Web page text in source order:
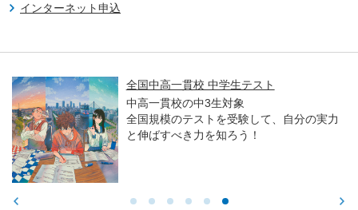
インターネット申込
全国中高一貫校 中学生テスト
中高一貫校の中3生対象
全国規模のテストを受験して、自分の実力
と伸ばすべき力を知ろう！